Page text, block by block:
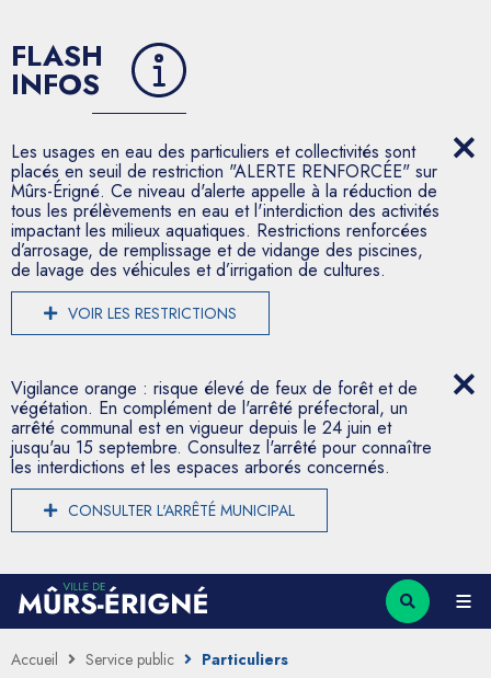
FLASH
INFOS
Les usages en eau des particuliers et collectivités sont
placés en seuil de restriction "ALERTE RENFORCÉE" sur
Mûrs-Érigné. Ce niveau d'alerte appelle à la réduction de
tous les prélèvements en eau et l'interdiction des activités
impactant les milieux aquatiques. Restrictions renforcées
d’arrosage, de remplissage et de vidange des piscines,
de lavage des véhicules et d’irrigation de cultures.
VOIR LES RESTRICTIONS
Vigilance orange : risque élevé de feux de forêt et de
végétation. En complément de l'arrêté préfectoral, un
arrêté communal est en vigueur depuis le 24 juin et
jusqu'au 15 septembre. Consultez l'arrêté pour connaître
les interdictions et les espaces arborés concernés.
CONSULTER L'ARRÊTÉ MUNICIPAL
Accueil Service public Particuliers